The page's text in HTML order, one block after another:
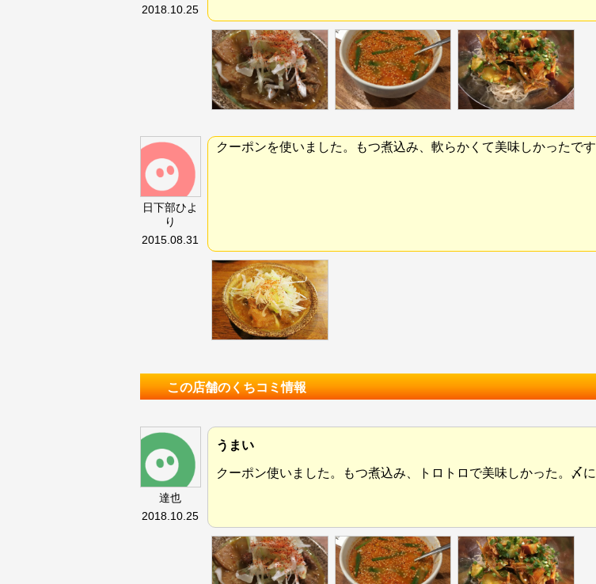
2018.10.25
日下部ひよ
り
2015.08.31
クーポンを使いました。もつ煮込み、軟らかくて美味しかったです
この店舗のくちコミ情報
達也
2018.10.25
うまい
クーポン使いました。もつ煮込み、トロトロで美味しかった。〆に